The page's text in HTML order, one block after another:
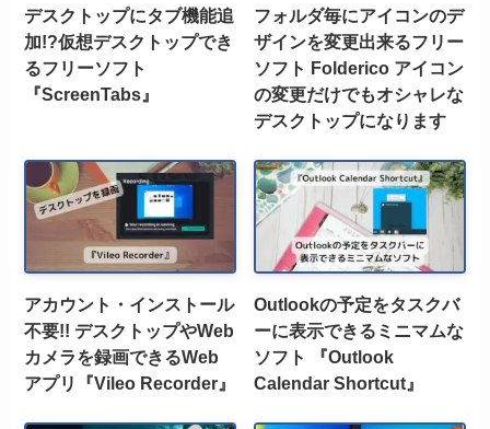
デスクトップにタブ機能追
加!?仮想デスクトップでき
るフリーソフト
『ScreenTabs』
フォルダ毎にアイコンのデ
ザインを変更出来るフリー
ソフト Folderico アイコン
の変更だけでもオシャレな
デスクトップになります
アカウント・インストール
不要!! デスクトップやWeb
カメラを録画できるWeb
アプリ『Vileo Recorder』
Outlookの予定をタスクバ
ーに表示できるミニマムな
ソフト 『Outlook
Calendar Shortcut』